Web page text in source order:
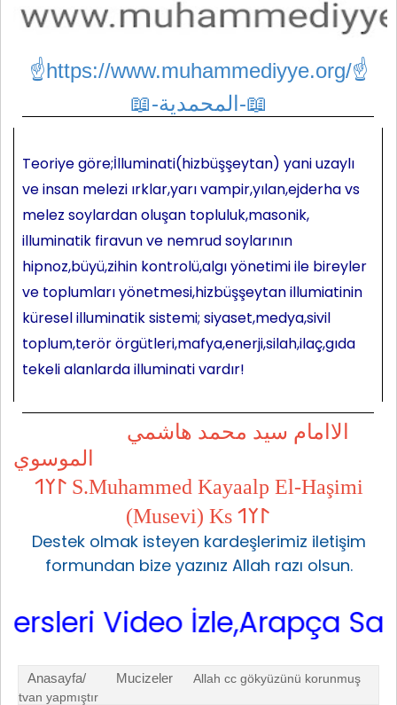
☝https://www.muhammediyye.org/☝
📖-المحمدية-📖
Teoriye göre;İlluminati(hizbüşşeytan) yani uzaylı
ve insan melezi ırklar,yarı vampir,yılan,ejderha vs
melez soylardan oluşan topluluk,masonik,
illuminatik firavun ve nemrud soylarının
hipnoz,büyü,zihin kontrolü,algı yönetimi ile bireyler
ve toplumları yönetmesi,hizbüşşeytan illumiatinin
küresel illuminatik sistemi; siyaset,medya,sivil
toplum,terör örgütleri,mafya,enerji,silah,ilaç,gıda
tekeli alanlarda illuminati vardır!
الاامام سيد محمد هاشمي
الموسوي
𐰃𐰠𐰯 S.Muhammed Kayaalp El-Haşimi
(Musevi) Ks 𐰃𐰠𐰯
Destek olmak isteyen kardeşlerimiz iletişim
formundan bize yazınız Allah razı olsun.
Video İzle,Arapça
Anasayfa/ Mucizeler
Allah cc gökyüzünü korunmuş
tvan yapmıştır